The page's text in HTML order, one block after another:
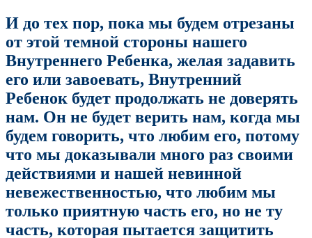
И до тех пор, пока мы будем отрезаны
от этой темной стороны нашего
Внутреннего Ребенка, желая задавить
его или завоевать, Внутренний
Ребенок будет продолжать не доверять
нам. Он не будет верить нам, когда мы
будем говорить, что любим его, потому
что мы доказывали много раз своими
действиями и нашей невинной
невежественностью, что любим мы
только приятную часть его, но не ту
часть, которая пытается защитить